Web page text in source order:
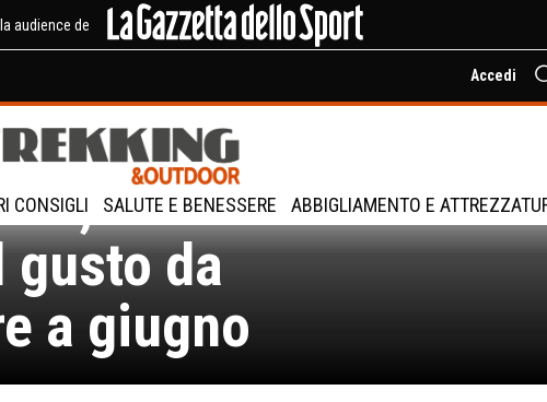
audience de
Accedi
CONSIGLI SALUTE E BENESSERE ABBIGLIAMENTO E
5 deliziosi
da
a giugno